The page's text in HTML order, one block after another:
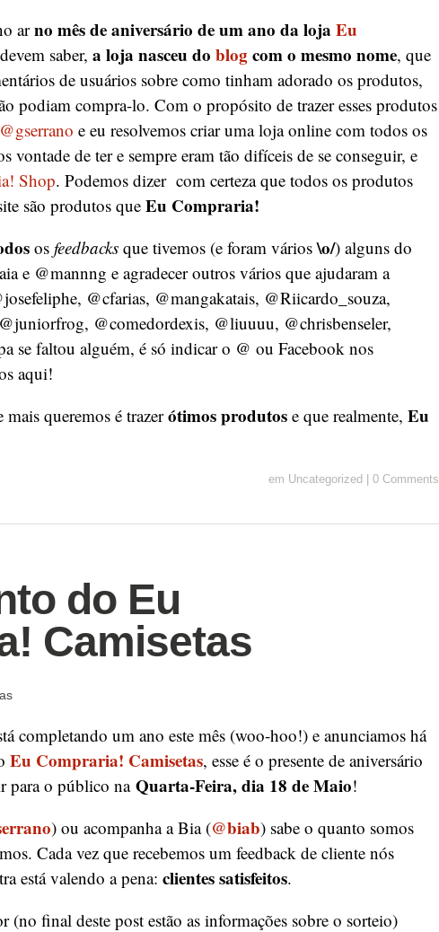
arno mês de aniversário de um ano da loja Eu
saber, a loja nasceu do blogcom o mesmo nome, que
de usuários sobre como tinham adorado os produtos,
podiam compra-lo. Com o propósito de trazer esses produtos
@gserrano e eu resolvemos criar uma loja online com todos os
vontade de ter e sempre eram tão difíceis de se conseguir, e
Shop. Podemos dizer com certeza que todos os produtos
são produtos que Eu Compraria!
os feedbacks que tivemos (e foram vários\o/) alguns do
e @mannng e agradecer outros vários que ajudaram a
@cfarias, @mangakatais, @Riicardo_souza,
@comedordexis, @liuuuu, @chrisbenseler,
se faltou alguém, é só indicar o @ ou Facebook nos
aqui!
queremos é trazerótimos produtos e que realmente, Eu
em Uncategorized | 0 Comments
do Eu
Camisetas
completando um ano este mês (woo-hoo!) e anunciamos há
Eu Compraria! Camisetas, esse é o presente de aniversário
para o público na Quarta-Feira, dia 18 de Maio!
) ou acompanha a Bia (@biab) sabe o quanto somos
Cada vez que recebemos um feedback de cliente nós
está valendo a pena: clientes satisfeitos.
(no final deste post estão as informações sobre o sorteio)